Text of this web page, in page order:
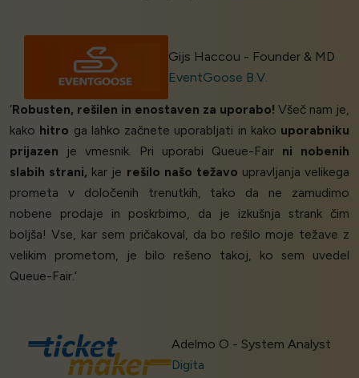
Gijs Haccou - Founder & MD
EventGoose B.V.
‘Robusten, rešilen in enostaven za uporabo! Všeč nam je,
kako hitro ga lahko začnete uporabljati in kako uporabniku
prijazen je vmesnik. Pri uporabi Queue-Fair ni nobenih
slabih strani, kar je rešilo našo težavo upravljanja velikega
prometa v določenih trenutkih, tako da ne zamudimo
nobene prodaje in poskrbimo, da je izkušnja strank čim
boljša! Vse, kar sem pričakoval, da bo rešilo moje težave z
velikim prometom, je bilo rešeno takoj, ko sem uvedel
Queue-Fair.’
Adelmo O - System Analyst
Digita